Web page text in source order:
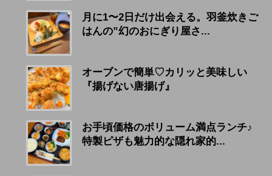
月に1〜2日だけ出会える。羽釜炊きご
はんの”幻のおにぎり屋さ...
オーブンで簡単♡カリッと美味しい
『揚げない唐揚げ』
お手頃価格のボリューム満点ランチ♪
特製ピザも魅力的な隠れ家的...